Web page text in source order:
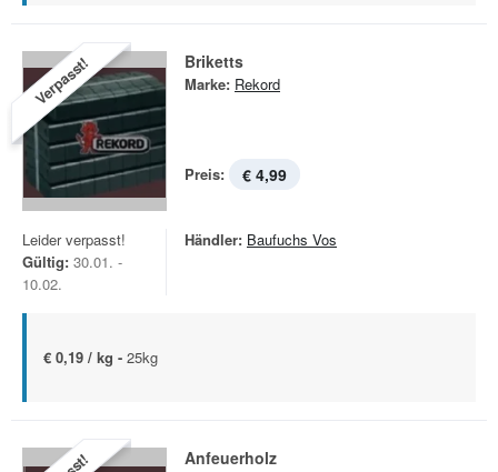
Verpasst! Briketts
Marke: Rekord
Preis: € 4,99
Leider verpasst!
Gültig: 30.01. -
10.02.
Händler: Baufuchs Vos
€ 0,19 / kg - 25kg
Anfeuerholz